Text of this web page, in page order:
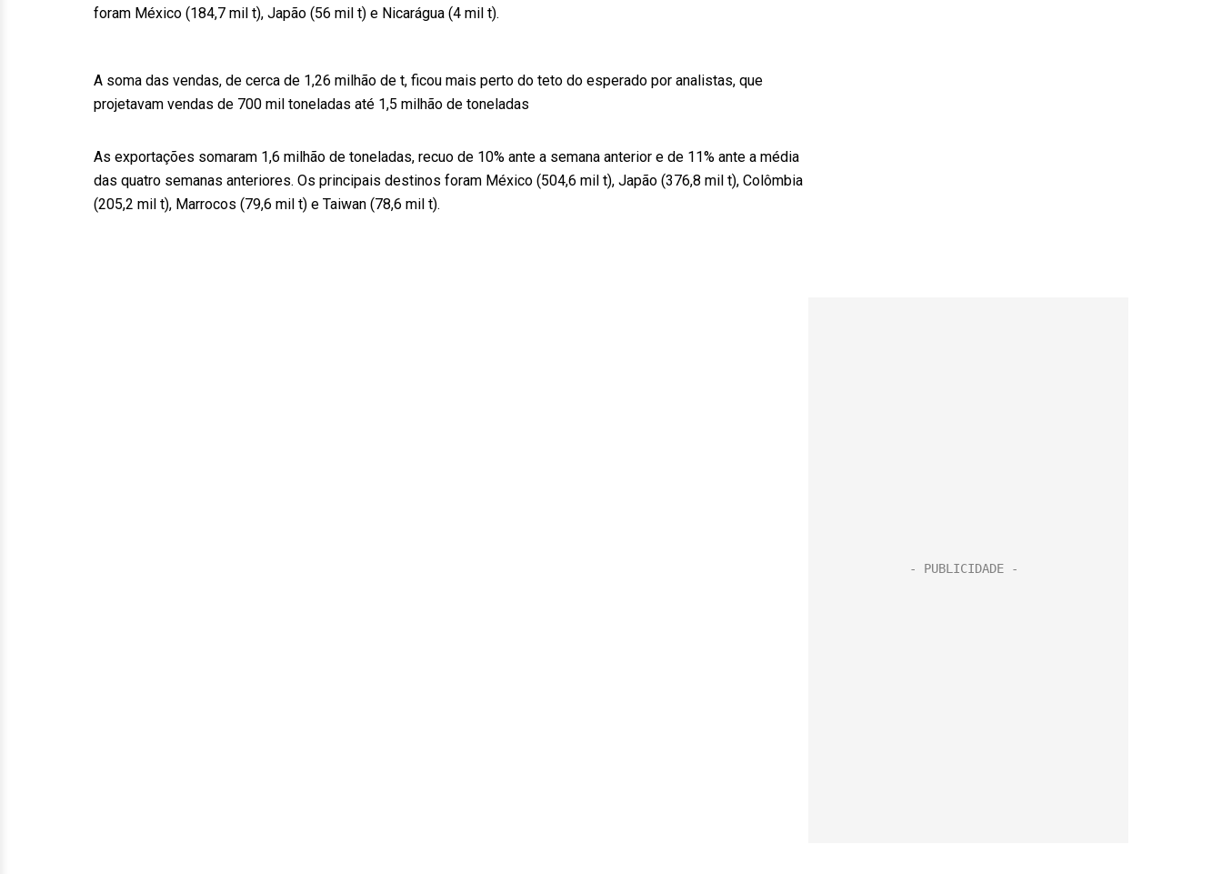
foram México (184,7 mil t), Japão (56 mil t) e Nicarágua (4 mil t).
A soma das vendas, de cerca de 1,26 milhão de t, ficou mais perto do teto do esperado por analistas, que
projetavam vendas de 700 mil toneladas até 1,5 milhão de toneladas
As exportações somaram 1,6 milhão de toneladas, recuo de 10% ante a semana anterior e de 11% ante a média
das quatro semanas anteriores. Os principais destinos foram México (504,6 mil t), Japão (376,8 mil t), Colômbia
(205,2 mil t), Marrocos (79,6 mil t) e Taiwan (78,6 mil t).